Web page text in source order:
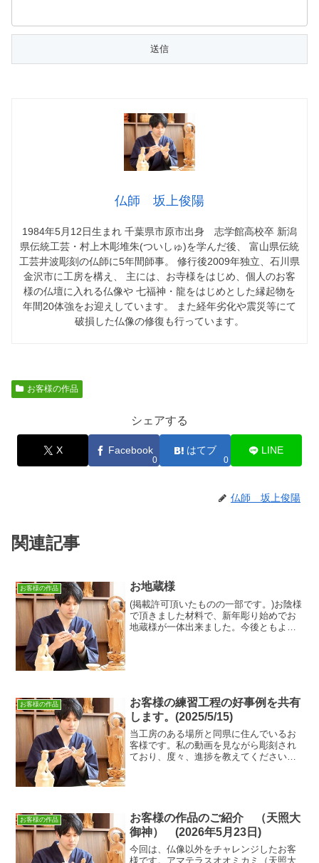
仏師 坂上俊陽
1984年5月12日生まれ 千葉県市原市出身 志学館高校卒 新潟
県伝統工芸・村上木彫堆朱(ついしゅ)を学んだ後、 富山県伝統
工芸井波彫刻の仏師に5年間師事。 修行後2009年独立、石川県
金沢市に工房を構え、 主には、お寺様をはじめ、個人のお客
様の仏壇に入れる仏像や 七福神・龍をはじめとした縁起物を
年間20体強をお迎えしています。 また経年劣化や震災等にて
破損した仏像の修復も行っています。
お客様の作品
シェアする
X Facebook
0
はてブ
0
LINE
仏師 坂上俊陽
関連記事
お客様の作品 お地蔵様
(掲載許可頂いたものの一部です。)お陰様
で頂きました材料で、新年彫り始めでお
地蔵様が一体出来ました。今後ともよろ
お客様の作品
お客様の練習工程の好事例を共有
します。(2025/5/15)
当工房のある場所と同県に住んでいるお
客様です。私の動画を見ながら彫刻され
ており、度々、進捗を教えてくださいま
お客様の作品
お客様の作品のご紹介 （天照大
御神） (2026年5月23日)
今回は、仏像以外をチャレンジしたお客
様です。アマテラスオオミカミ（天照大